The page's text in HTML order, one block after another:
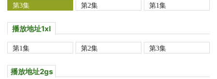
第3集
第2集 第1集
播放地址1xl
第1集 第2集 第3集
播放地址2gs